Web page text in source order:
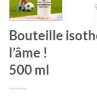
Bouteille
l’âme !
500 ml